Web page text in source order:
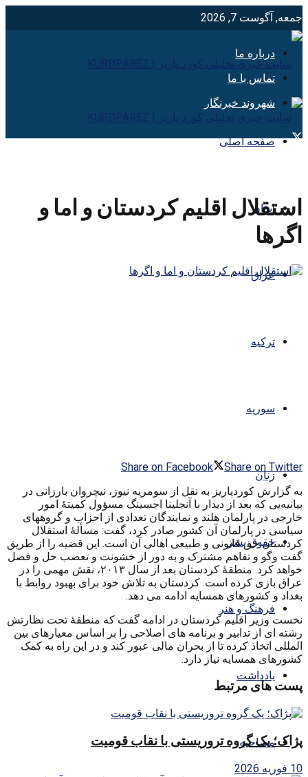
جمعه, آگوست 7, 2026
درباره ما
تماس با ما
شهروند خبرنگار
صفحه اصلی
ایران
عراق
ترکیه
سوریه
زنان
حقوق بشر
فرهنگ و هنر
یادداشت
مصاحبه
استقلال اقلیم کردستان و اما و
اگرها
Share on Facebook
Share on Twitter
به گزارش کوردپاریز به نقل از سومریه نیوز، نیچروان بارزانی در
بیانیه‌یی که بعد از دیدار با آنجلینا اجسینگ مسؤول کمیتۀ امور
خارجی در پارلمان هلند و نمایندگان تعدادی از احزاب و گروههای
سیاسی در پارلمان آن کشور صادر کرد، گفت: مسألۀ استقلال
کردستان حق قانونی و طبیعی اهالی آن است. این قضیه را از طریق
گفت وگو و تفاهم مشترک و به دور از خشونت و تعصب حل و فصل
خواهد کرد. منطقۀ کردستان بعد از سال ۲۰۱۳، نقش مهمی را در
عراق بازی کرده است. کردستان به تلاش خود برای بهبود روابط با
بغداد و کشورهای همسایه ادامه می دهد.
نخست وزیر اقلیم کردستان در ادامه گفت که منطقۀ تحت نظارتش
رشته ای از تدابیر و برنامه های اصلاحی را بر اساس معیارهای بین
المللی اتخاذ کرده تا از بحران مالی عبور کند و در این راه به کمک
کشورهای همسایه نیاز دارد.
پست های مرتبط
پژاک؛ یک گروه تروریستی با نقاب قومیت
10 فوریه 2026